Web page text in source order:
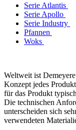
Serie Atlantis
Serie Apollo
Serie Industry
Pfannen
Woks
Weltweit ist
Konzept jedes
für das Produkt
Die technischen
unterscheiden sich
verwendeten